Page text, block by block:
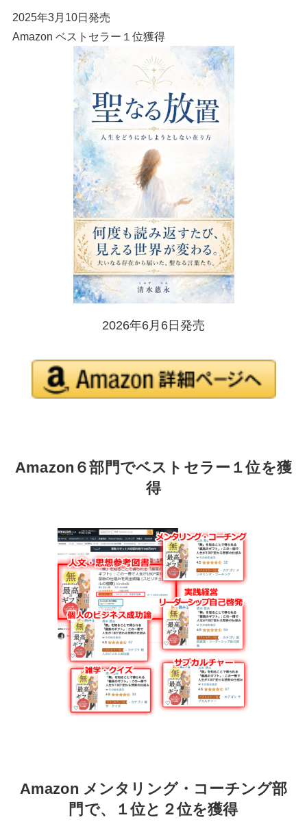
2025年3月10日発売
Amazon ベストセラー１位獲得
2026年6月6日発売
Amazon６部門でベストセラー１位を獲
得
Amazon メンタリング・コーチング部
門で、１位と２位を獲得